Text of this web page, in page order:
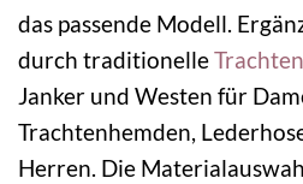
das passende Modell.
durch traditionelle
Janker und Westen für
Trachtenhemden,
Herren. Die